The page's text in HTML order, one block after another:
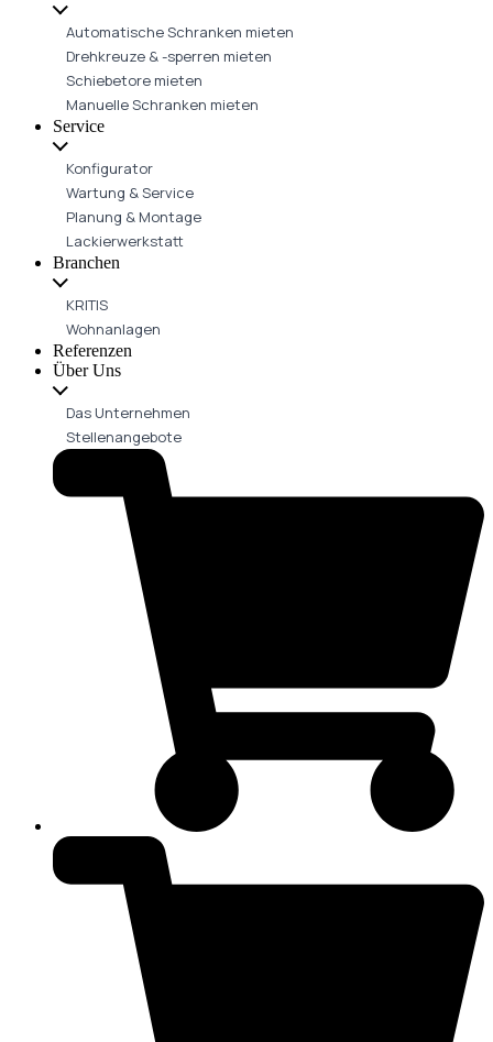
Automatische Schranken mieten
Drehkreuze & -sperren mieten
Schiebetore mieten
Manuelle Schranken mieten
Service
Konfigurator
Wartung & Service
Planung & Montage
Lackierwerkstatt
Branchen
KRITIS
Wohnanlagen
Referenzen
Über Uns
Das Unternehmen
Stellenangebote